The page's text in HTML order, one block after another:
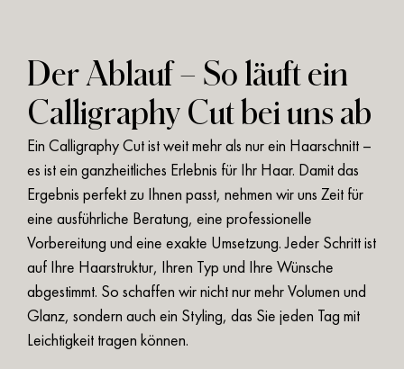
Diese Schnitttechnik ist ideal für:
Feines oder dünnes Haar
, das mehr Volumen
braucht
Kund*innen, die mit herkömmlichen
Haarschnitten unzufrieden sind
Menschen mit empfindlichen Haarspitzen
oder Spliss
Alle, die sich einnatürlicheres, lebendigeres
Stylingwünschen
Frauen und Männer – der Calligraphy Cut ist
für alle Haarlängen
Der Ablauf – So läuft ein
Calligraphy Cut bei uns ab
Ein Calligraphy Cut ist weit mehr als nur ein Haarschnitt –
es ist ein ganzheitliches Erlebnis für Ihr Haar. Damit das
Ergebnis perfekt zu Ihnen passt, nehmen wir uns Zeit für
eine ausführliche Beratung, eine professionelle
Vorbereitung und eine exakte Umsetzung. Jeder Schritt ist
auf Ihre Haarstruktur, Ihren Typ und Ihre Wünsche
abgestimmt. So schaffen wir nicht nur mehr Volumen und
Glanz, sondern auch ein Styling, das Sie jeden Tag mit
Leichtigkeit tragen können.